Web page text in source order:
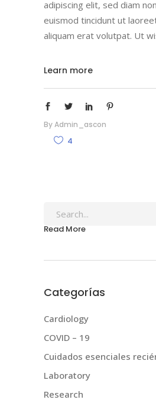
adipiscing elit, sed diam
euismod tincidunt ut
aliquam erat volutpat. Ut
Learn more
ByAdmin_ascon
4
Search
for:
Read More
Categorías
Cardiology
COVID – 19
Cuidados esenciales
Laboratory
Research